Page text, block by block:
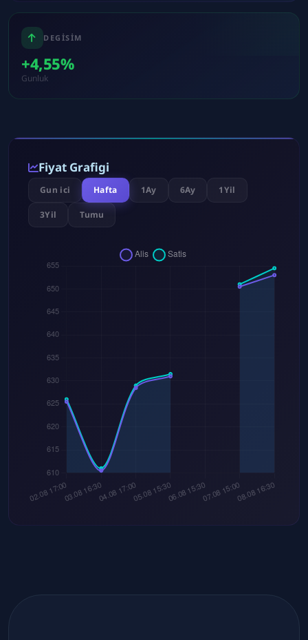
DEGISIM
+4,55%
Gunluk
Fiyat Grafigi
Gun ici Hafta 1Ay 6Ay 1Yil
3Yil Tumu